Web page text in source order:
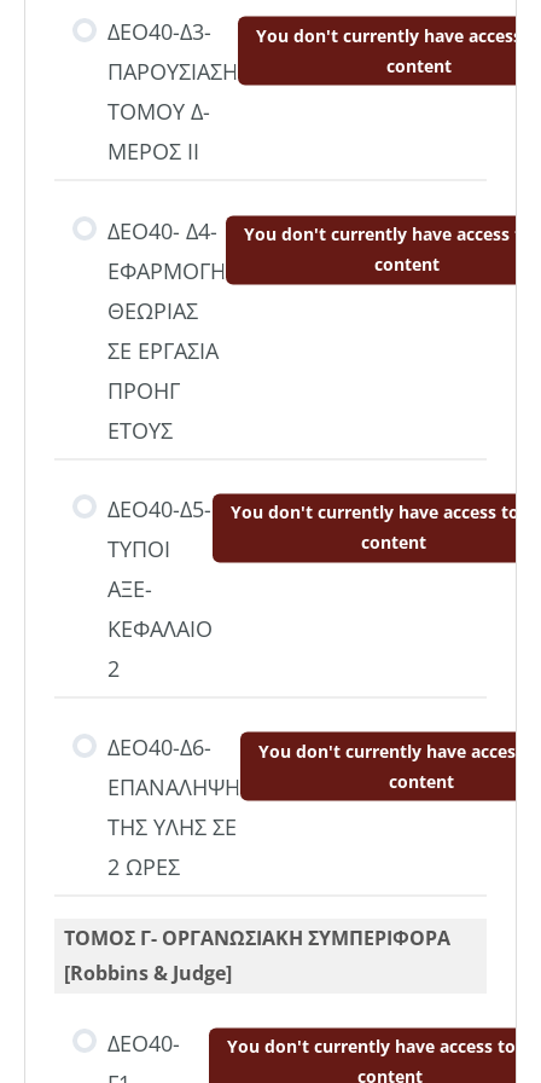
DEO40- ΣΗΜΕΙΩΣΕΙΣ ΤΟΜΟΥ
Δ_ΚΕΦΑΛΑΙΟ 4-ΘΕΩΡΙΑ
DEO40- ΣΗΜΕΙΩΣΕΙΣ ΤΟΜΟΥ
DEO40- ΣΗΜΕΙΩΣΕΙΣ ΤΟΜΟΥ
Δ_ΚΕΦΑΛΑΙΟ 6-ΘΕΩΡΙΑ
DEO40- ΣΗΜΕΙΩΣΕΙΣ ΤΟΜΟΥ
Δ_ΚΕΦΑΛΑΙΟ 7-ΘΕΩΡΙΑ
DEO40- ΣΗΜΕΙΩΣΕΙΣ ΤΟΜΟΥ
Δ_ΚΕΦΑΛΑΙΟ 8-ΘΕΩΡΙΑ
DEO40- ΣΗΜΕΙΩΣΕΙΣ ΤΟΜΟΥ
Δ_ΚΕΦΑΛΑΙΟ 9-ΘΕΩΡΙΑ
DEO40- ΣΗΜΕΙΩΣΕΙΣ ΤΟΜΟΥ
Δ_ΚΕΦΑΛΑΙΟ 10-ΘΕΩΡΙΑ
DEO40- ΣΗΜΕΙΩΣΕΙΣ ΤΟΜΟΥ
ΔΕΟ40-Δ3-
ΠΑΡΟΥΣΙΑΣΗ
ΤΟΜΟΥ Δ-
ΜΕΡΟΣ ΙΙ
You don't currently have access
content
ΔΕΟ40- Δ4-
ΕΦΑΡΜΟΓΗ
ΘΕΩΡΙΑΣ
ΣΕ ΕΡΓΑΣΙΑ
ΠΡΟΗΓ
ΕΤΟΥΣ
You don't currently have access to
content
ΔΕΟ40-Δ5-
ΤΥΠΟΙ
ΑΞΕ-
ΚΕΦΑΛΑΙΟ
2
You don't currently have access to
content
ΔΕΟ40-Δ6-
ΕΠΑΝΑΛΗΨΗ
ΤΗΣ ΥΛΗΣ ΣΕ
2 ΩΡΕΣ
You don't currently have access
content
ΤΟΜΟΣ Γ- ΟΡΓΑΝΩΣΙΑΚΗ ΣΥΜΠΕΡΙΦΟΡΑ
[Robbins & Judge]
ΔΕΟ40-
You don't currently have access to
content